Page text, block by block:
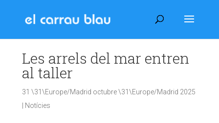
Les arrels del mar entren
al taller
31 \31\Europe/Madrid octubre \31\Europe/Madrid 2025
Notícies